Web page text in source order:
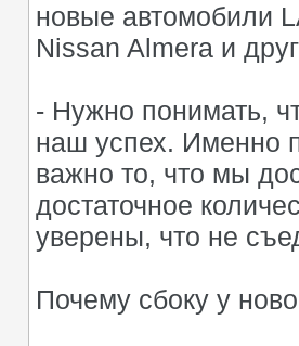
новые автомобили
Nissan Almera и
- Нужно понимать,
наш успех. Именно
важно то, что мы
достаточное
уверены, что не
Почему сбоку у